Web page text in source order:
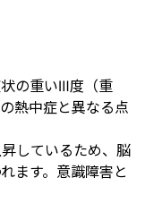
の重いⅢ度（重
熱中症と異なる点
しているため、脳
ます。意識障害と